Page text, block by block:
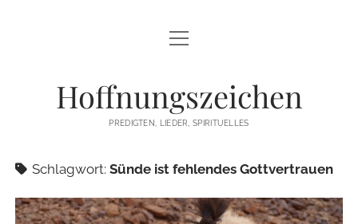
STARTSEITE
PREDIGTEN
TEXTE/PPP
PSALM
LIEDER
Menü
öffnen
Hoffnungszeichen
PREDIGTEN, LIEDER, SPIRITUELLES
Schlagwort: Sünde ist fehlendes Gottvertrauen